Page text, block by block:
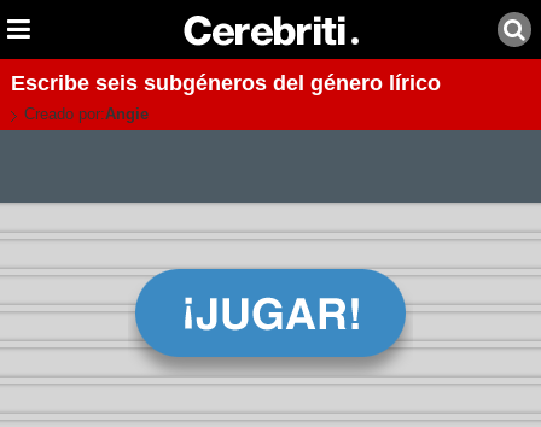
Escribe seis subgéneros del género lírico
Creado por:Angie